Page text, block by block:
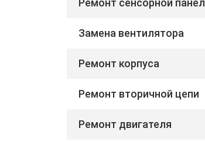
Замена вентилятора
Ремонт корпуса
Ремонт вторичной цепи
Ремонт двигателя